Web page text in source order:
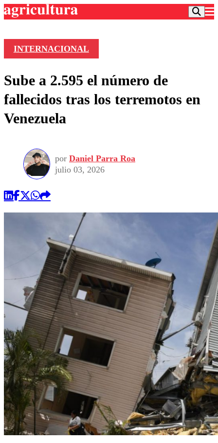
Frecuencias
Agricultura TV
Deportes
Colo Colo
Seleccion Chilena
Torneo Internacional
Universidad de Chile
Entretención
Economía
Internacional
Sustentabilidad
Publicaciones en medios
Opinión
INTERNACIONAL
Sube a 2.595 el número de
fallecidos tras los terremotos en
Venezuela
por Daniel Parra Roa
julio 03, 2026